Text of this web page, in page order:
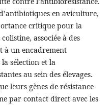
en aviculture,
critique pour la
associée à des
à un encadrement
sélection et la
au sein des élevages.
leurs gènes de résistance
par contact direct avec les